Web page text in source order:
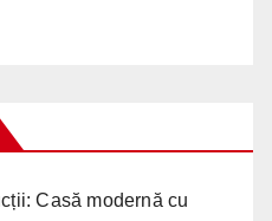
Casă modernă cu